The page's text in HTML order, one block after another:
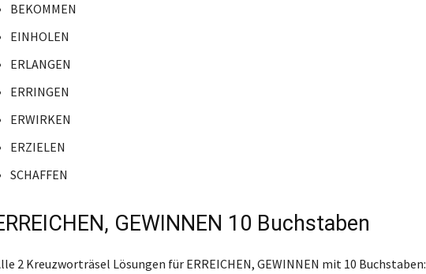
BEKOMMEN
EINHOLEN
ERLANGEN
ERRINGEN
ERWIRKEN
ERZIELEN
SCHAFFEN
GEWINNEN 10 Buchstaben
2 Kreuzworträsel Lösungen für ERREICHEN, GEWINNEN mit 10 Buchstaben: